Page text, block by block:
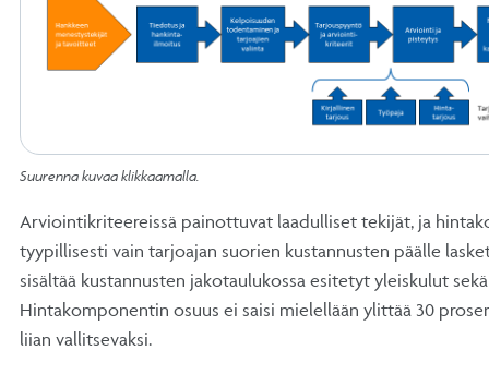
Suurenna kuvaa klikkaamalla.
Arviointikriteereissä painottuvat laadulliset tekijät, ja
tyypillisesti vain tarjoajan suorien kustannusten päälle
sisältää kustannusten jakotaulukossa esitetyt yleiskulut
Hintakomponentin osuus ei saisi mielellään ylittää 30
liian vallitsevaksi.